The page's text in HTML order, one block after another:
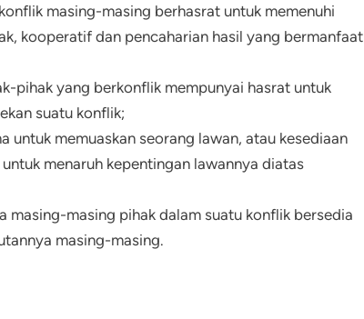
masing-masing berhasrat untuk memenuhi
kooperatif dan pencaharian hasil yang bermanfaat
pihak yang berkonflik mempunyai hasrat untuk
suatu konflik;
untuk memuaskan seorang lawan, atau kesediaan
menaruh kepentingan lawannya diatas
masing-masing pihak dalam suatu konflik bersedia
masing-masing.